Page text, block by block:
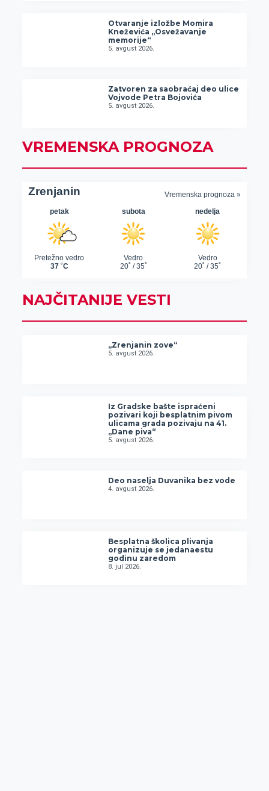
Otvaranje izložbe Momira
Kneževića „Osvežavanje
memorije“
5. avgust 2026.
Zatvoren za saobraćaj deo ulice
Vojvode Petra Bojovića
5. avgust 2026.
VREMENSKA PROGNOZA
NAJČITANIJE VESTI
„Zrenjanin zove“
5. avgust 2026.
Iz Gradske bašte ispraćeni
pozivari koji besplatnim pivom
ulicama grada pozivaju na 41.
„Dane piva“
5. avgust 2026.
Deo naselja Duvanika bez vode
4. avgust 2026.
Besplatna školica plivanja
organizuje se jedanaestu
godinu zaredom
8. jul 2026.